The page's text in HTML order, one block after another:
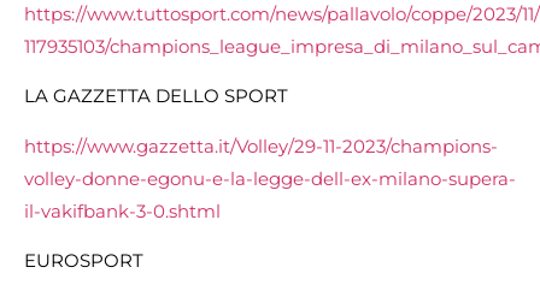
https://www.tuttosport.com/news/pallavolo/coppe/2023/
117935103/
LA GAZZETTA DELLO SPORT
https://www.gazzetta.it/Volley/29-11-2023/champions-
volley-donne-egonu-e-la-legge-dell-ex-milano-supera-
il-vakifbank-3-0.shtml
EUROSPORT